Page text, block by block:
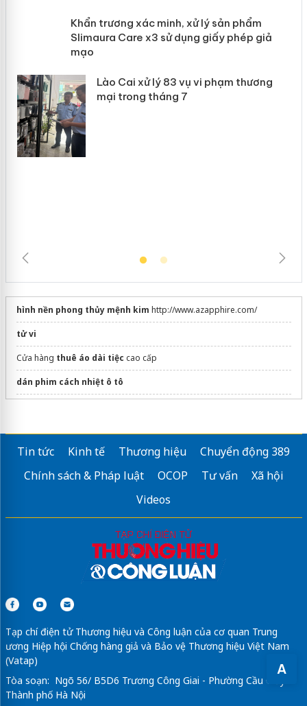
A
Slimaura Care x3 sử dụng giấy phép
giả mạo
hình nền phong thủy mệnh kim http://www.azapphire.com/
tử vi
Cửa hàng thuê áo dài tiệc cao cấp
dán phim cách nhiệt ô tô
ảnh thanh gươm diệt quỷ http://uniquewedding.com.vn/
ảnh ngón giữahttp://www.c2life.com.vn/
http://ngaphukhang.vn/
Tin tức Kinh tế Thương hiệu
Chuyển động 389
Chính sách & Pháp luật
OCOP Tư vấn
Xã hội
Videos
Tạp chí điện tử Thương hiệu và Công luận của cơ quan Trung
ương Hiệp hội Chống hàng giả và Bảo vệ Thương hiệu Việt Nam
(Vatap)
Tòa soạn: Ngõ 56/ B5D6 Trương Công Giai - Phường Cầu Giấy -
Thành phố Hà Nội